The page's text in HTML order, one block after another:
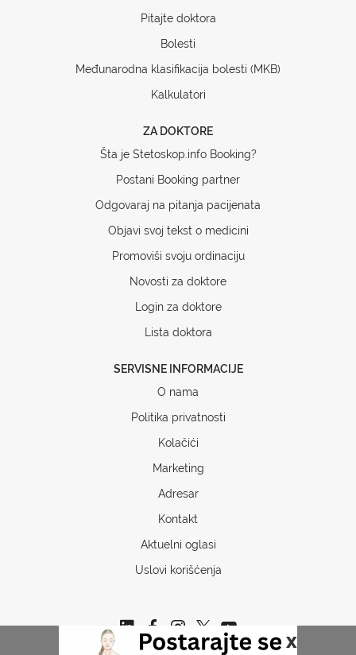
x
Pitajte doktora
Bolesti
Međunarodna klasifikacija bolesti (MKB)
Kalkulatori
ZA DOKTORE
Šta je Stetoskop.info Booking?
Postani Booking partner
Odgovaraj na pitanja pacijenata
Objavi svoj tekst o medicini
Promoviši svoju ordinaciju
Novosti za doktore
Login za doktore
Lista doktora
SERVISNE INFORMACIJE
O nama
Politika privatnosti
Kolačići
Marketing
Adresar
Kontakt
Aktuelni oglasi
Uslovi korišćenja